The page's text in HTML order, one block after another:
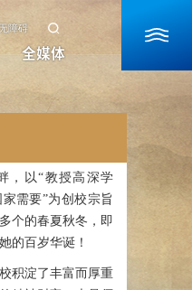
无障碍
全媒体
，以“教授高深学
需要”为创校宗旨
个的春夏秋冬，即
的百岁华诞！
积淀了丰富而厚重